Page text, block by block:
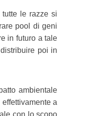
le razze si
pool di geni
in futuro a tale
poi in
ambientale
a
con lo scopo